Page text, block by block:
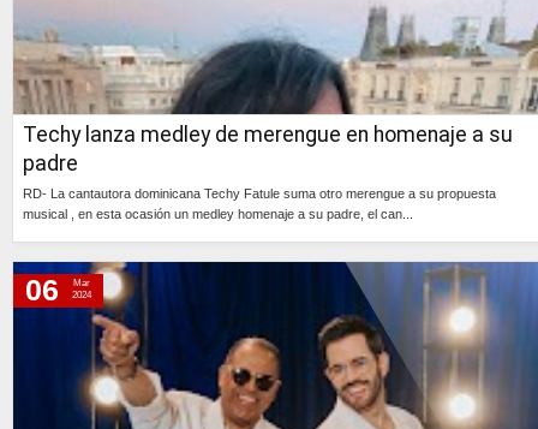
Techy lanza medley de merengue en homenaje a su
padre
RD- La cantautora dominicana Techy Fatule suma otro merengue a su propuesta
musical , en esta ocasión un medley homenaje a su padre, el can...
06
Mar
2024